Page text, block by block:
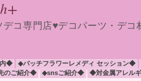
デコ専門店♥デコパーツ・デ
内◆ ◆バッチフラワーレメディ セッション◆
のご紹介◆ ◆snsご紹介◆ ◆対金属アレル